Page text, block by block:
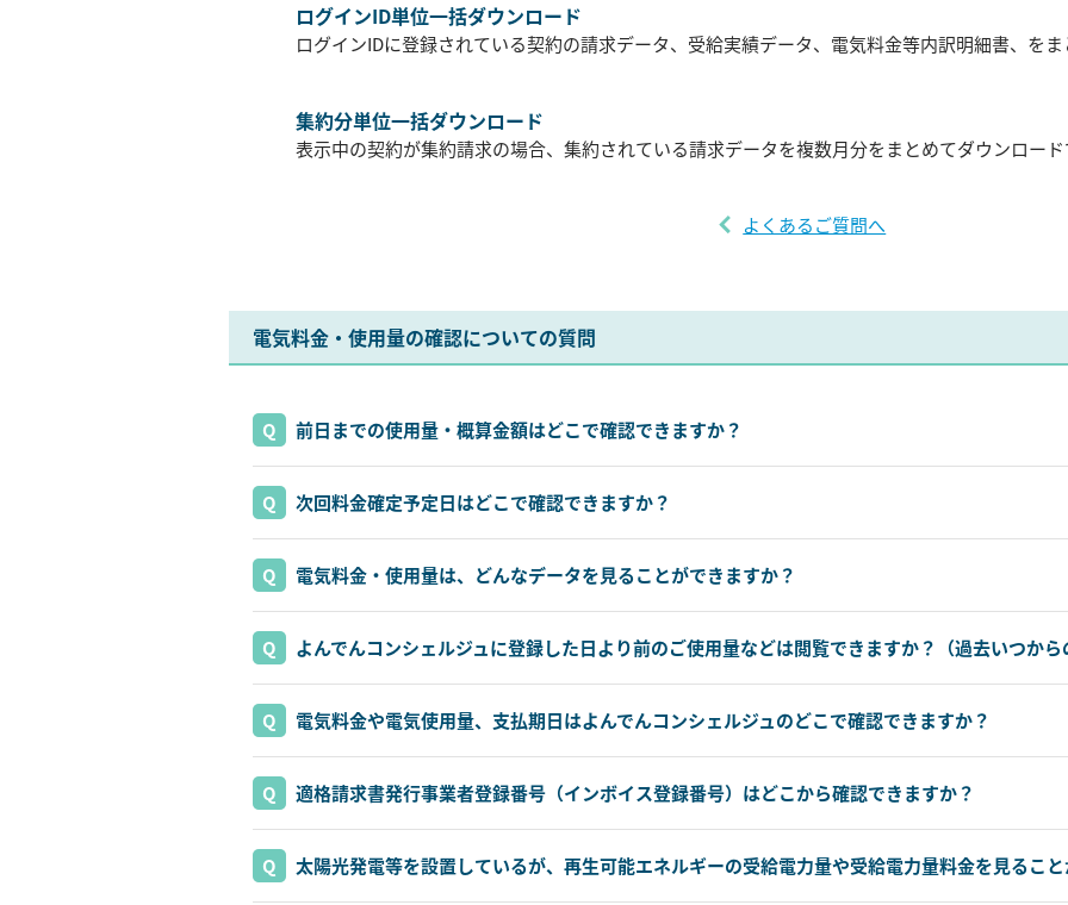
ログインID単位一括ダウンロード
ログインIDに登録されている契約の請求データ、受給実績データ、電気料金等内訳明細書、を
集約分単位一括ダウンロード
表示中の契約が集約請求の場合、集約されている請求データを複数月分をまとめてダウンロー
よくあるご質問へ
電気料金・使用量の確認についての質問
前日までの使用量・概算金額はどこで確認できますか？
次回料金確定予定日はどこで確認できますか？
電気料金・使用量は、どんなデータを見ることができますか？
よんでんコンシェルジュに登録した日より前のご使用量などは閲覧できますか？（過去いつか
電気料金や電気使用量、支払期日はよんでんコンシェルジュのどこで確認できますか？
適格請求書発行事業者登録番号（インボイス登録番号）はどこから確認できますか？
太陽光発電等を設置しているが、再生可能エネルギーの受給電力量や受給電力量料金を見るこ